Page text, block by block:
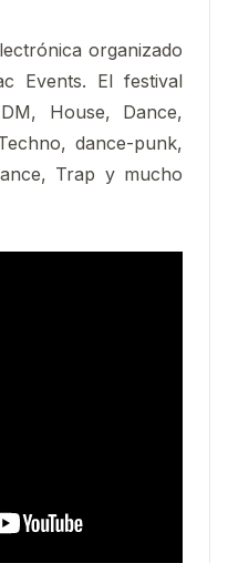
organizado
Events.​ El festival
House, Dance,
dance-punk,
Trap y mucho